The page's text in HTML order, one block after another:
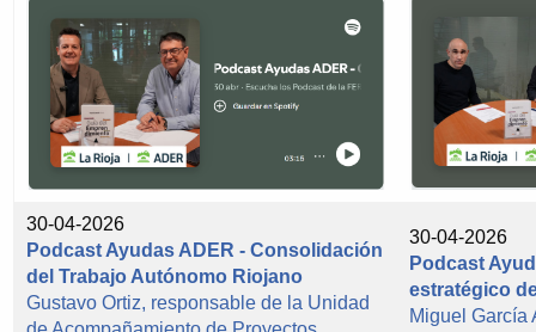
30-04-2026
Podcast Ayudas ADER - Consolidación
del Trabajo Autónomo Riojano
Gustavo Ortiz, responsable de la Unidad
30-04-2026
Podcast
estratégico
Miguel